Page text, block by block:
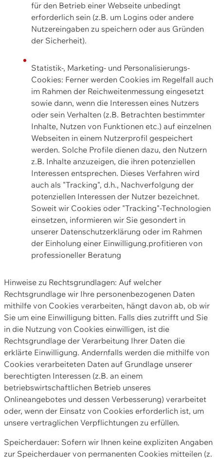
für den Betrieb einer Webseite unbedingt
erforderlich sein (z.B. um Logins oder andere
Nutzereingaben zu speichern oder aus Gründen
der Sicherheit).
Statistik-, Marketing- und Personalisierungs-
Cookies: Ferner werden Cookies im Regelfall auch
im Rahmen der Reichweitenmessung eingesetzt
sowie dann, wenn die Interessen eines Nutzers
oder sein Verhalten (z.B. Betrachten bestimmter
Inhalte, Nutzen von Funktionen etc.) auf einzelnen
Webseiten in einem Nutzerprofil gespeichert
werden. Solche Profile dienen dazu, den Nutzern
z.B. Inhalte anzuzeigen, die ihren potenziellen
Interessen entsprechen. Dieses Verfahren wird
auch als "Tracking", d.h., Nachverfolgung der
potenziellen Interessen der Nutzer bezeichnet.
Soweit wir Cookies oder "Tracking"-Technologien
einsetzen, informieren wir Sie gesondert in
unserer Datenschutzerklärung oder im Rahmen
der Einholung einer Einwilligung.profitieren von
professioneller Beratung
Hinweise zu Rechtsgrundlagen: Auf welcher
Rechtsgrundlage wir Ihre personenbezogenen Daten
mithilfe von Cookies verarbeiten, hängt davon ab, ob wir
Sie um eine Einwilligung bitten. Falls dies zutrifft und Sie
in die Nutzung von Cookies einwilligen, ist die
Rechtsgrundlage der Verarbeitung Ihrer Daten die
erklärte Einwilligung. Andernfalls werden die mithilfe von
Cookies verarbeiteten Daten auf Grundlage unserer
berechtigten Interessen (z.B. an einem
betriebswirtschaftlichen Betrieb unseres
Onlineangebotes und dessen Verbesserung) verarbeitet
oder, wenn der Einsatz von Cookies erforderlich ist, um
unsere vertraglichen Verpflichtungen zu erfüllen.
Speicherdauer: Sofern wir Ihnen keine expliziten Angaben
zur Speicherdauer von permanenten Cookies mitteilen (z.